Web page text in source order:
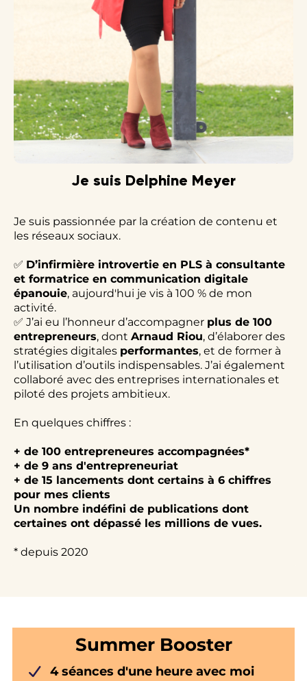
Je suis Delphine Meyer
Je suis passionnée par la création de contenu et
les réseaux sociaux.
✅ D’infirmière introvertie en PLS à consultante
et formatrice en communication digitale
épanouie, aujourd'hui je vis à 100 % de mon
activité.
✅ J’ai eu l’honneur d’accompagner plus de 100
entrepreneurs, dont Arnaud Riou, d’élaborer des
stratégies digitales performantes, et de former à
l’utilisation d’outils indispensables. J’ai également
collaboré avec des entreprises internationales et
piloté des projets ambitieux.
En quelques chiffres :
+ de 100 entrepreneures accompagnées*
+ de 9 ans d'entrepreneuriat
+ de 15 lancements dont certains à 6 chiffres
pour mes clients
Un nombre indéfini de publications dont
certaines ont dépassé les millions de vues.
* depuis 2020
Summer Booster
4 séances d'une heure avec moi